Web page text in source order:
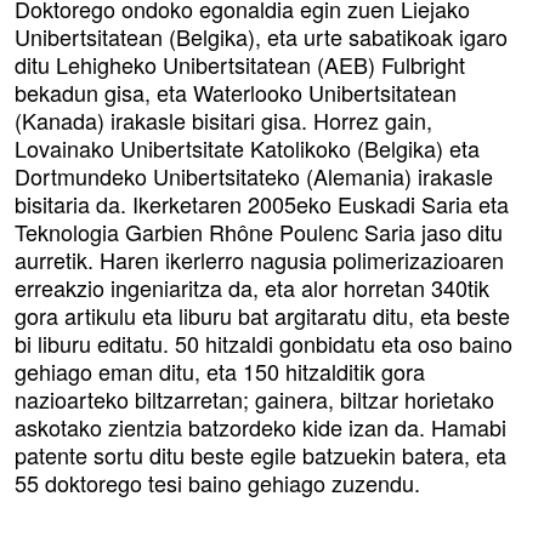
Doktorego ondoko egonaldia egin zuen Liejako
Unibertsitatean (Belgika), eta urte sabatikoak igaro
ditu Lehigheko Unibertsitatean (AEB) Fulbright
bekadun gisa, eta Waterlooko Unibertsitatean
(Kanada) irakasle bisitari gisa. Horrez gain,
Lovainako Unibertsitate Katolikoko (Belgika) eta
Dortmundeko Unibertsitateko (Alemania) irakasle
bisitaria da. Ikerketaren 2005eko Euskadi Saria eta
Teknologia Garbien Rhône Poulenc Saria jaso ditu
aurretik. Haren ikerlerro nagusia polimerizazioaren
erreakzio ingeniaritza da, eta alor horretan 340tik
gora artikulu eta liburu bat argitaratu ditu, eta beste
bi liburu editatu. 50 hitzaldi gonbidatu eta oso baino
gehiago eman ditu, eta 150 hitzalditik gora
nazioarteko biltzarretan; gainera, biltzar horietako
askotako zientzia batzordeko kide izan da. Hamabi
patente sortu ditu beste egile batzuekin batera, eta
55 doktorego tesi baino gehiago zuzendu.